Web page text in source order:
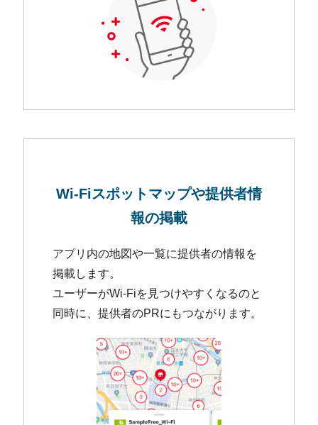
Wi-Fiスポットマップや提供者情
報の掲載
アプリ内の地図や一覧に提供者の情報を
掲載します。
ユーザーがWi-Fiを見つけやすくなるのと
同時に、提供者のPRにもつながります。